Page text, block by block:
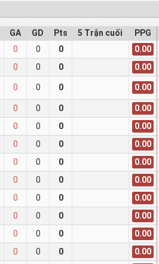
GA GD Pts 5 Trận cuối PPG
0 0 0 0.00
0 0 0 0.00
0 0 0 0.00
0 0 0 0.00
0 0 0 0.00
0 0 0 0.00
0 0 0 0.00
0 0 0 0.00
0 0 0 0.00
0 0 0 0.00
0 0 0 0.00
0 0 0 0.00